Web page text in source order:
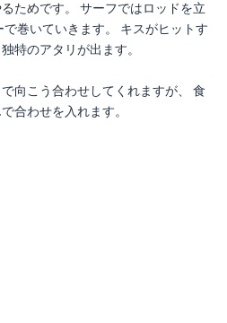
ためです。 サーフではロッドを立
巻いていきます。 キスがヒットす
特のアタリが出ます。
向こう合わせしてくれますが、 食
合わせを入れます。